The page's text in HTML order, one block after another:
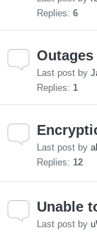
Replies: 6
Outages
Last post by
Replies: 1
Last post by
Replies: 12
Unable
Last post by